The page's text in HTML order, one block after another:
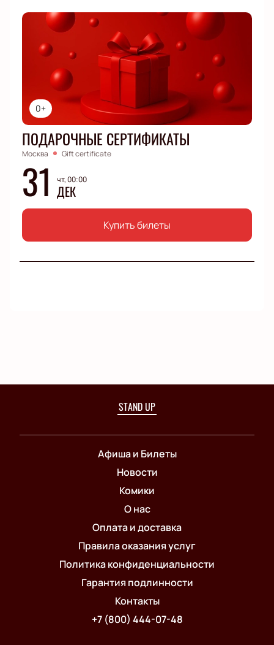
0+
ПОДАРОЧНЫЕ СЕРТИФИКАТЫ
Москва Gift certificate
31 чт, 00:00
ДЕК
Купить билеты
STAND UP
Афиша и Билеты
Новости
Комики
О нас
Оплата и доставка
Правила оказания услуг
Политика конфиденциальности
Гарантия подлинности
Контакты
+7 (800) 444-07-48